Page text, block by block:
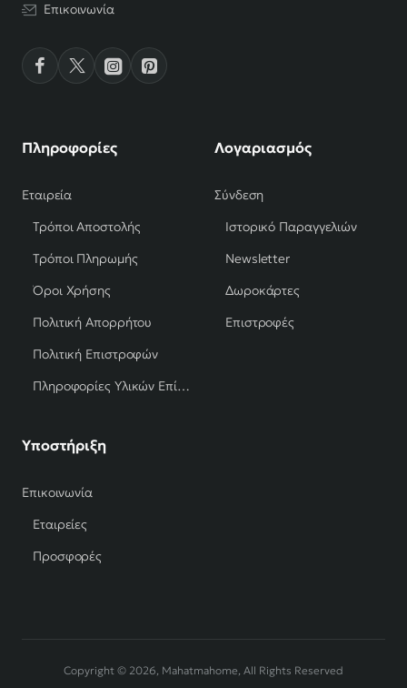
Επικοινωνία
Πληροφορίες
Εταιρεία
Τρόποι Αποστολής
Τρόποι Πληρωμής
Όροι Χρήσης
Πολιτική Απορρήτου
Πολιτική Επιστροφών
Πληροφορίες Υλικών Επίπλων
Λογαριασμός
Σύνδεση
Ιστορικό Παραγγελιών
Newsletter
Δωροκάρτες
Επιστροφές
Υποστήριξη
Επικοινωνία
Εταιρείες
Προσφορές
Copyright © 2026, Mahatmahome, All Rights Reserved